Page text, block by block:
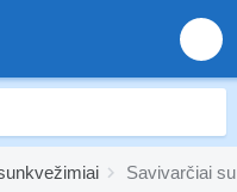
Savivarčiai